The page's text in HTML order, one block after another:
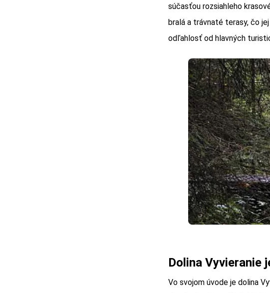
súčasťou rozsiahleho
bralá a trávnaté terasy, čo
odľahlosť od hlavných
Dolina Vyvieranie
Vo svojom úvode je dolina